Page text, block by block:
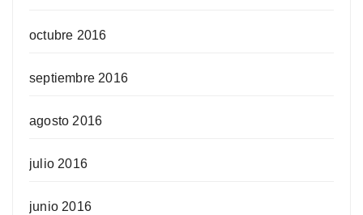
octubre 2016
septiembre 2016
agosto 2016
julio 2016
junio 2016